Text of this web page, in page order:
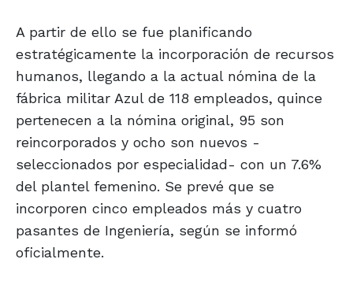
A partir de ello se fue planificando
estratégicamente la incorporación de recursos
humanos, llegando a la actual nómina de la
fábrica militar Azul de 118 empleados, quince
pertenecen a la nómina original, 95 son
reincorporados y ocho son nuevos -
seleccionados por especialidad- con un 7.6%
del plantel femenino. Se prevé que se
incorporen cinco empleados más y cuatro
pasantes de Ingeniería, según se informó
oficialmente.